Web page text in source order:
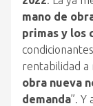
mano de
primas y los
rentabilidad a
obra nueva
demanda”. Y